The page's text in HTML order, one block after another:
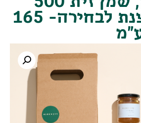
מ"ל וצנצנת לבחירה- 165